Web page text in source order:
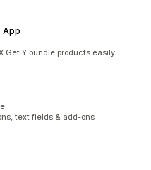
App
Get Y bundle products easily
text fields & add-ons